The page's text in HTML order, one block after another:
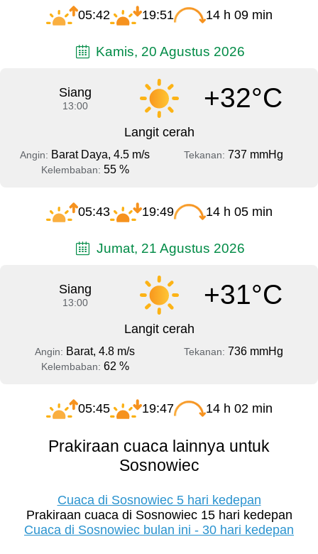
05:42 19:51 14 h 09 min
Kamis, 20 Agustus 2026
Siang
13:00 +32°C
Langit cerah
Angin: Barat Daya, 4.5 m/s Tekanan: 737 mmHg
Kelembaban: 55 %
05:43 19:49 14 h 05 min
Jumat, 21 Agustus 2026
Siang
13:00 +31°C
Langit cerah
Angin: Barat, 4.8 m/s Tekanan: 736 mmHg
Kelembaban: 62 %
05:45 19:47 14 h 02 min
Prakiraan cuaca lainnya untuk
Sosnowiec
Cuaca di Sosnowiec 5 hari kedepan
Prakiraan cuaca di Sosnowiec 15 hari kedepan
Cuaca di Sosnowiec bulan ini - 30 hari kedepan